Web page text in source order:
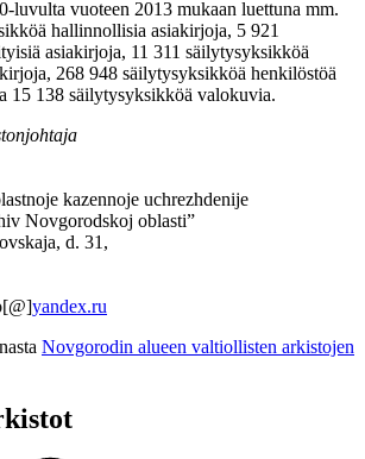
luvulta vuoteen 2013 mukaan luettuna mm.
hallinnollisia asiakirjoja, 5 921
asiakirjoja, 11 311 säilytysyksikköä
268 948 säilytysyksikköä henkilöstöä
15 138 säilytysyksikköä valokuvia.
kazennoje uchrezhdenije
Novgorodskoj oblasti”
d. 31,
yandex.ru
Novgorodin alueen valtiollisten arkistojen